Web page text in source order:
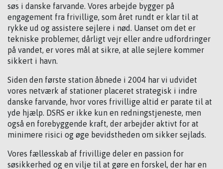
søs i danske farvande. Vores arbejde bygger på
engagement fra frivillige, som året rundt er klar til at
rykke ud og assistere sejlere i nød. Uanset om det er
tekniske problemer, dårligt vejr eller andre udfordringer
på vandet, er vores mål at sikre, at alle sejlere kommer
sikkert i havn.
Siden den første station åbnede i 2004 har vi udvidet
vores netværk af stationer placeret strategisk i indre
danske farvande, hvor vores frivillige altid er parate til at
yde hjælp. DSRS er ikke kun en redningstjeneste, men
også en forebyggende kraft, der arbejder aktivt for at
minimere risici og øge bevidstheden om sikker sejlads.
Vores fællesskab af frivillige deler en passion for
søsikkerhed og en vilje til at gøre en forskel, der har en